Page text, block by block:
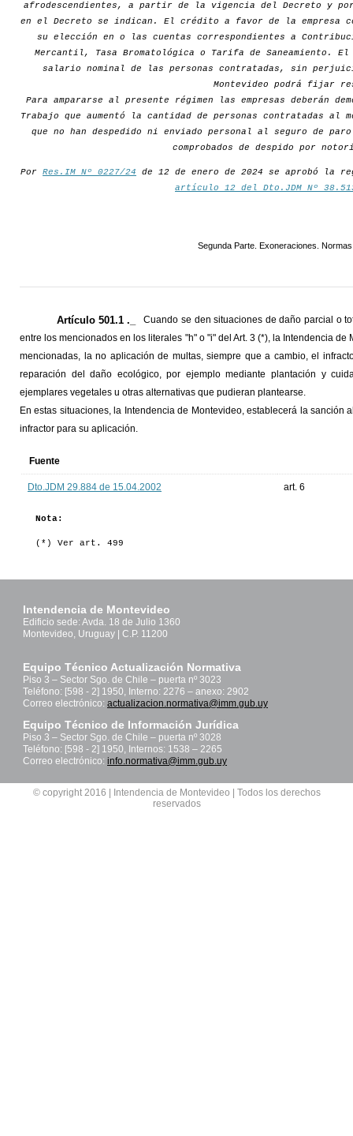
afrodescendientes, a partir de la vigencia del Decreto y
en el Decreto se indican. El crédito a favor de la empresa
su elección en o las cuentas correspondientes a
Mercantil, Tasa Bromatológica o Tarifa de Saneamiento.
salario nominal de las personas contratadas, sin
Montevideo podrá fijar
Para ampararse al presente régimen las empresas deberán
Trabajo que aumentó la cantidad de personas contratadas
que no han despedido ni enviado personal al seguro de
comprobados de despido por
Por Res.IM Nº 0227/24 de 12 de enero de 2024 se aprobó la
artículo 12 del Dto.JDM Nº
Segunda Parte. Exoneraciones.
Artículo 501.1 ._
Cuando se den situaciones de daño parcial o
entre los mencionados en los literales "h" o "i" del Art. 3 (*), la Intendencia
mencionadas, la no aplicación de multas, siempre que a cambio, el
reparación del daño ecológico, por ejemplo mediante plantación y
ejemplares vegetales u otras alternativas que pudieran plantearse.
En estas situaciones, la Intendencia de Montevideo, establecerá la sanción
infractor para su aplicación.
Fuente
Dto.JDM 29.884 de 15.04.2002 art. 6
Nota:
(*) Ver art. 499
Intendencia de Montevideo
Edificio sede: Avda. 18 de Julio 1360
Montevideo, Uruguay | C.P. 11200
Equipo Técnico Actualización Normativa
Piso 3 – Sector Sgo. de Chile – puerta nº 3023
Teléfono: [598 - 2] 1950, Interno: 2276 – anexo: 2902
Correo electrónico: actualizacion.normativa@imm.gub.uy
Equipo Técnico de Información Jurídica
Piso 3 – Sector Sgo. de Chile – puerta nº 3028
Teléfono: [598 - 2] 1950, Internos: 1538 – 2265
Correo electrónico: info.normativa@imm.gub.uy
© copyright 2016 | Intendencia de Montevideo | Todos los derechos
reservados